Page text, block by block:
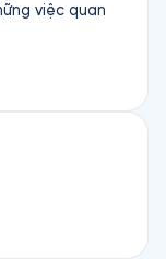
khoảng trống trên
tĩnh trong
việc quan